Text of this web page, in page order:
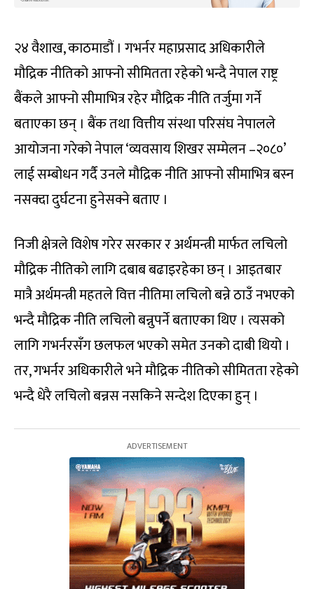
२४ वैशाख, काठमाडौं । गभर्नर महाप्रसाद अधिकारीले
मौद्रिक नीतिको आफ्नो सीमितता रहेको भन्दै नेपाल राष्ट्र
बैंकले आफ्नो सीमाभित्र रहेर मौद्रिक नीति तर्जुमा गर्ने
बताएका छन् । बैंक तथा वित्तीय संस्था परिसंघ नेपालले
आयोजना गरेको नेपाल ‘व्यवसाय शिखर सम्मेलन –२०८०’
लाई सम्बोधन गर्दै उनले मौद्रिक नीति आफ्नो सीमाभित्र बस्न
नसक्दा दुर्घटना हुनेसक्ने बताए ।
निजी क्षेत्रले विशेष गरेर सरकार र अर्थमन्त्री मार्फत लचिलो
मौद्रिक नीतिको लागि दबाब बढाइरहेका छन् । आइतबार
मात्रै अर्थमन्त्री महतले वित्त नीतिमा लचिलो बन्ने ठाउँ नभएको
भन्दै मौद्रिक नीति लचिलो बन्नुपर्ने बताएका थिए । त्यसको
लागि गभर्नरसँग छलफल भएको समेत उनको दाबी थियो ।
तर, गभर्नर अधिकारीले भने मौद्रिक नीतिको सीमितता रहेको
भन्दै धेरै लचिलो बन्नस नसकिने सन्देश दिएका हुन् ।